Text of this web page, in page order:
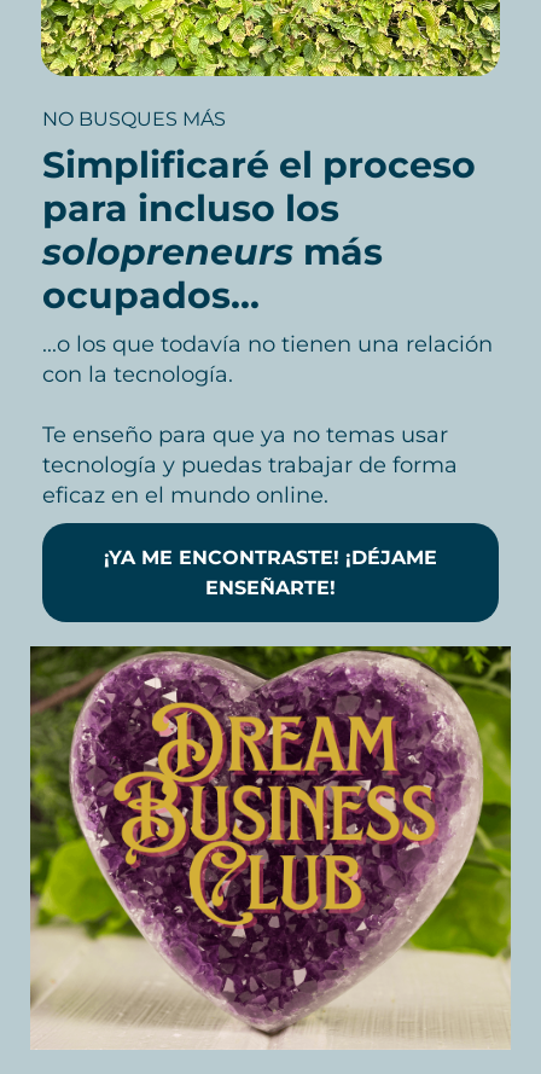
NO BUSQUES MÁS
Simplificaré el proceso
para incluso los
solopreneurs más
ocupados...
...o los que todavía no tienen una relación
con la tecnología.
Te enseño para que ya no temas usar
tecnología y puedas trabajar de forma
eficaz en el mundo online.
¡YA ME ENCONTRASTE! ¡DÉJAME
ENSEÑARTE!